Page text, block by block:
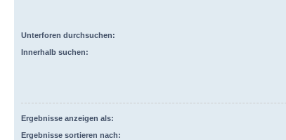
Unterforen durchsuchen:
Innerhalb suchen:
Ergebnisse anzeigen als:
Ergebnisse sortieren nach: